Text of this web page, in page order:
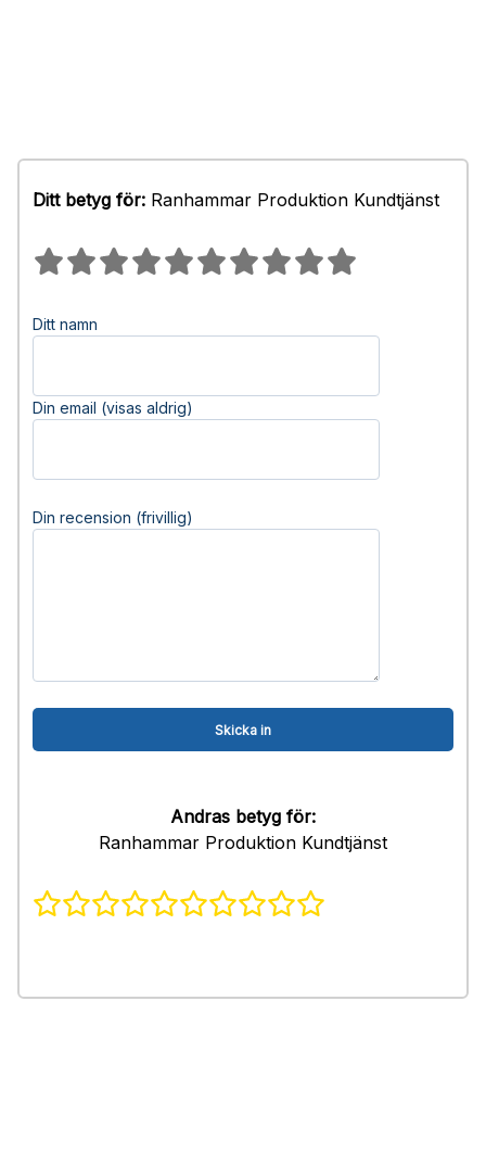
Ditt betyg för: Ranhammar Produktion Kundtjänst
Ditt namn
Din email (visas aldrig)
Din recension (frivillig)
Andras betyg för:
Ranhammar Produktion Kundtjänst